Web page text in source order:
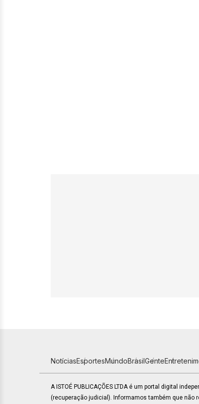
NotíciasEsportesMundoBrasilGente
A ISTOÉ PUBLICAÇÕES LTDA é um portal digital
(recuperação judicial). Informamos também que